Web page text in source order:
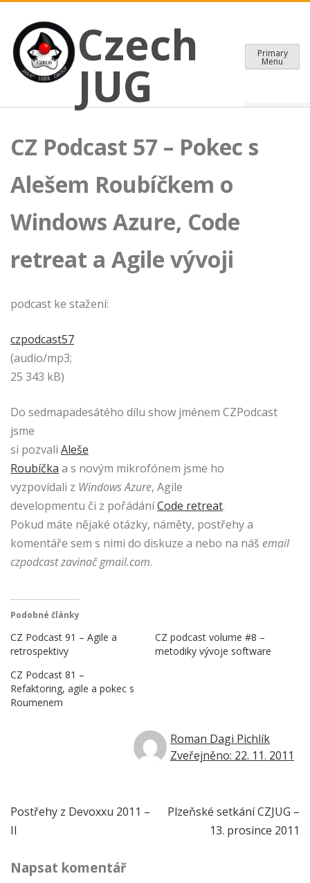
content
Czech JUG
CZECH JAVA USER GROUP
Czech
JUG
Primary
Menu
CZ Podcast 57 – Pokec s
Alešem Roubíčkem o
Windows Azure, Code
retreat a Agile vývoji
podcast ke stažení:
czpodcast57
(audio/mp3;
25 343 kB)
Do sedmapadesátého dílu show jménem CZPodcast
jsme
si pozvali Aleše
Roubíčka a s novým mikrofónem jsme ho
vyzpovídali z Windows Azure, Agile
developmentu či z pořádáníCode retreat.
Pokud máte nějaké otázky, náměty, postřehy a
komentáře sem s nimi do diskuze a nebo na náš email
czpodcast zavinač gmail.com.
Podobné články
CZ Podcast 91 – Agile a
retrospektivy
CZ podcast volume #8 –
metodiky vývoje software
CZ Podcast 81 –
Refaktoring, agile a pokec s
Roumenem
Roman Dagi Pichlík
Zveřejněno: 22. 11. 2011
Navigace
příspěvek
Postřehy z Devoxxu 2011 –
II
Plzeňské setkání CZJUG –
13. prosince 2011
Napsat komentář